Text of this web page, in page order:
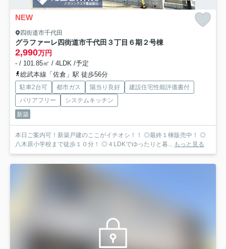
NEW
四街道市千代田
グラファーレ四街道市千代田３丁目６期 ２号棟
2,990万円
- / 101.85㎡ / 4LDK /予定
総武本線「佐倉」駅 徒歩56分
駐車2台可 都市ガス 陽当り良好
建設住宅性能評価書付
バリアフリー
システムキッチン
新築
本日ご案内可！新築戸建のここがイチオシ！！ ◎最終１棟販売中！ ◎
八木原小学校まで徒歩１０分！ ◎４LDKでゆったりと暮... もっと見る